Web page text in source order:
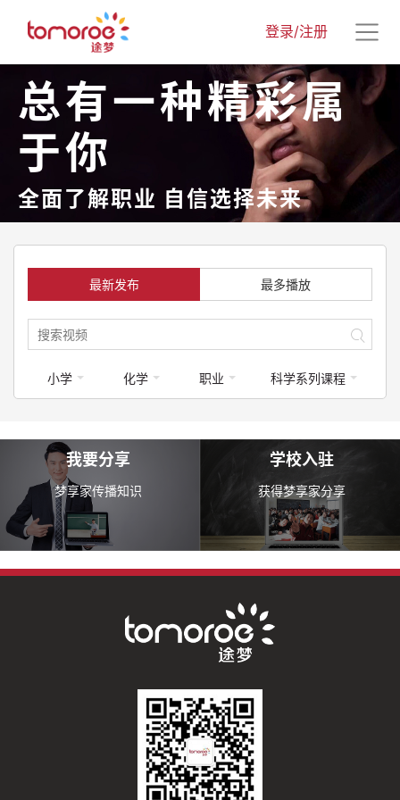
登录/注册
总有一种精彩属
于你
全面了解职业 自信选择未来
最新发布 最多播放
小学 化学 职业 科学系列课程
我要分享
梦享家传播知识
学校入驻
获得梦享家分享